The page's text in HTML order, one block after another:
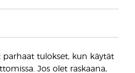
parhaat tulokset, kun käytät
Jos olet raskaana,